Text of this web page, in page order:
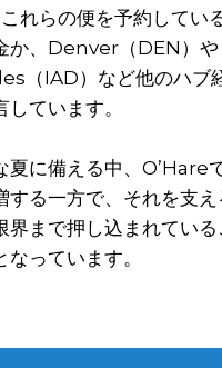
れらの便を予約してい
か、Denver（DEN）や
（IAD）など他のハブ
ています。
夏に備える中、O’Hare
する一方で、それを支え
界まで押し込まれている
っています。